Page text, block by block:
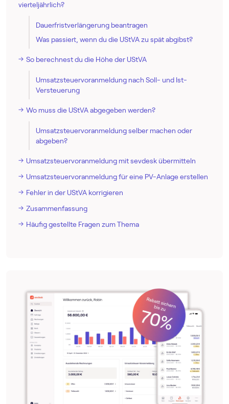
vierteljährlich?
Dauerfristverlängerung beantragen
Was passiert, wenn du die UStVA zu spät abgibst?
So berechnest du die Höhe der UStVA
Umsatz­steuer­voranmeldung nach Soll- und Ist-
Versteuerung
Wo muss die UStVA abgegeben werden?
Umsatz­steuer­voranmeldung selber machen oder
abgeben?
Umsatz­steuer­voranmeldung mit sevdesk übermitteln
Umsatz­steuer­voranmeldung für eine PV-Anlage erstellen
Fehler in der UStVA korrigieren
Zusammenfassung
Häufig gestellte Fragen zum Thema